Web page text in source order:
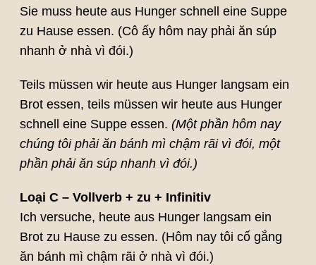
Sie muss heute aus Hunger schnell eine Suppe
zu Hause essen. (Cô ấy hôm nay phải ăn súp
nhanh ở nhà vì đói.)
Teils müssen wir heute aus Hunger langsam ein
Brot essen, teils müssen wir heute aus Hunger
schnell eine Suppe essen. (Một phần hôm nay
chúng tôi phải ăn bánh mì chậm rãi vì đói, một
phần phải ăn súp nhanh vì đói.)
Loại C – Vollverb + zu + Infinitiv
Ich versuche, heute aus Hunger langsam ein
Brot zu Hause zu essen. (Hôm nay tôi cố gắng
ăn bánh mì chậm rãi ở nhà vì đói.)